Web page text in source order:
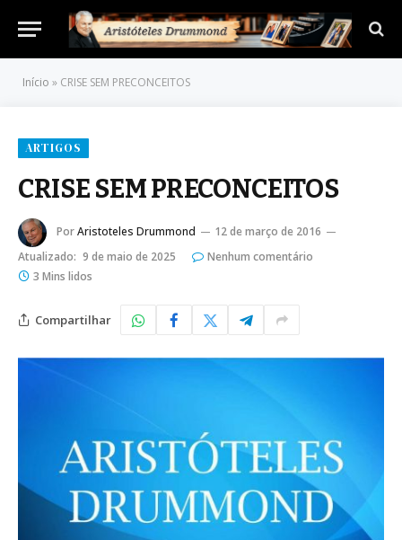
Início » CRISE SEM PRECONCEITOS
ARTIGOS
CRISE SEM PRECONCEITOS
PorAristoteles Drummond
12 de março de 2016
Atualizado: 9 de maio de 2025
Nenhum comentário
3 Mins lidos
Compartilhar